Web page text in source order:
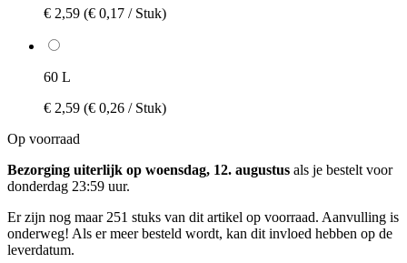
€ 2,59 (€ 0,17 / Stuk)
60 L
€ 2,59 (€ 0,26 / Stuk)
Op voorraad
Bezorging uiterlijk op woensdag, 12. augustus als je bestelt voor
donderdag 23:59 uur.
Er zijn nog maar 251 stuks van dit artikel op voorraad. Aanvulling is
onderweg! Als er meer besteld wordt, kan dit invloed hebben op de
leverdatum.